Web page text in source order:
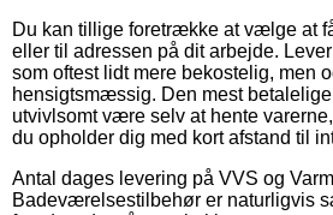
Du kan tillige foretrække at vælge at
eller til adressen på dit arbejde.
som oftest lidt mere bekostelig, men
hensigtsmæssig. Den mest
utvivlsomt være selv at hente
du opholder dig med kort afstand til
Antal dages levering på VVS og
Badeværelsestilbehør er naturligvis